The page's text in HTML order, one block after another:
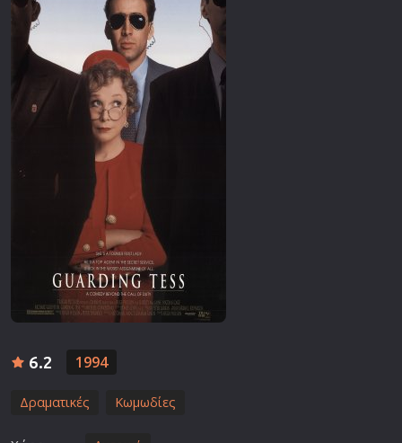
6.2 1994
Δραματικές Κωμωδίες